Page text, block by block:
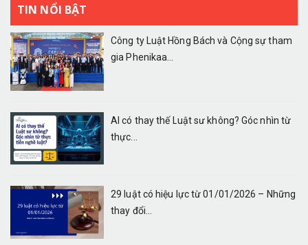
TIN NỔI BẬT
Công ty Luật Hồng Bách và Cộng sự tham
gia Phenikaa...
AI có thay thế Luật sư không? Góc nhìn từ
thực...
29 luật có hiệu lực từ 01/01/2026 – Những
thay đổi...